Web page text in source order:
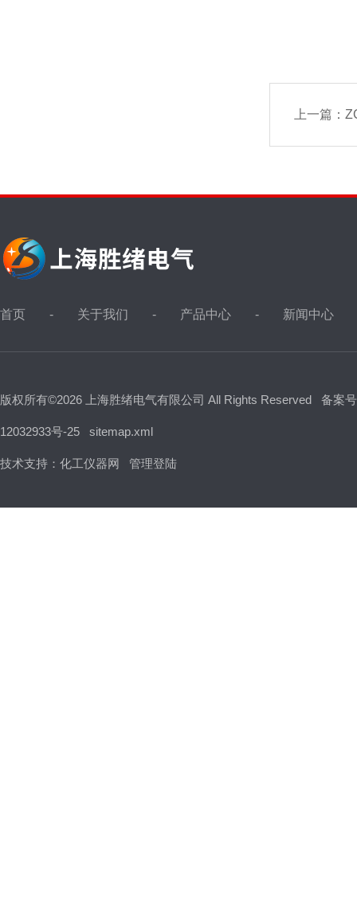
上一篇：
首页 关于我们 产品中心 新闻中心
版权所有©2026 上海胜绪电气有限公司 All Rights Reserved 备案
12032933号-25 sitemap.xml
技术支持： 化工仪器网 管理登陆